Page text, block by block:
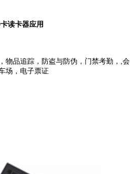
读卡器应用
品追踪，防盗与防伪，门禁考勤，,会
场，电子票证